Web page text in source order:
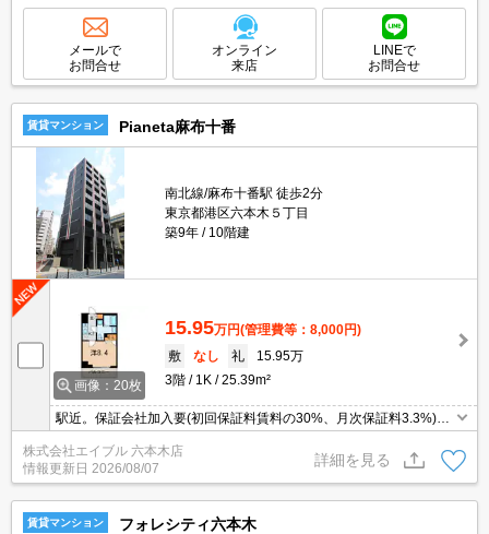
10％ＯＦＦ。退去時の清掃費実費。オンライン契約相談可。内見予約受付
メールで
お問合せ
オンライン
来店
LINEで
お問合せ
賃貸マンション Pianeta麻布十番
南北線/麻布十番駅 徒歩2分
東京都港区六本木５丁目
築9年
10階建
画像：20枚
15.95万円(管理費等：8,000円)
敷
なし 礼
15.95万
3階
1K 25.39m²
駅近。保証会社加入要(初回保証料賃料の30%、月次保証料3.3%)。
エイブル女子割で仲介手数料家賃の0.55ヶ月分より10％ＯＦＦ。オ
ンライン契約相談可。都心エリアのお部屋探しはお任せください。
株式会社エイブル 六本木店
情報更新日 2026/08/07
詳細を見る
賃貸マンション フォレシティ六本木